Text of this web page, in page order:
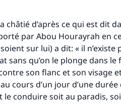
châtié d’après ce qui est dit
par Abou Hourayrah en
sur lui) a dit: « il n’existe
qu’on le plonge dans le
son flanc et son visage et
cours d’un jour d’une durée
conduire soit au paradis,